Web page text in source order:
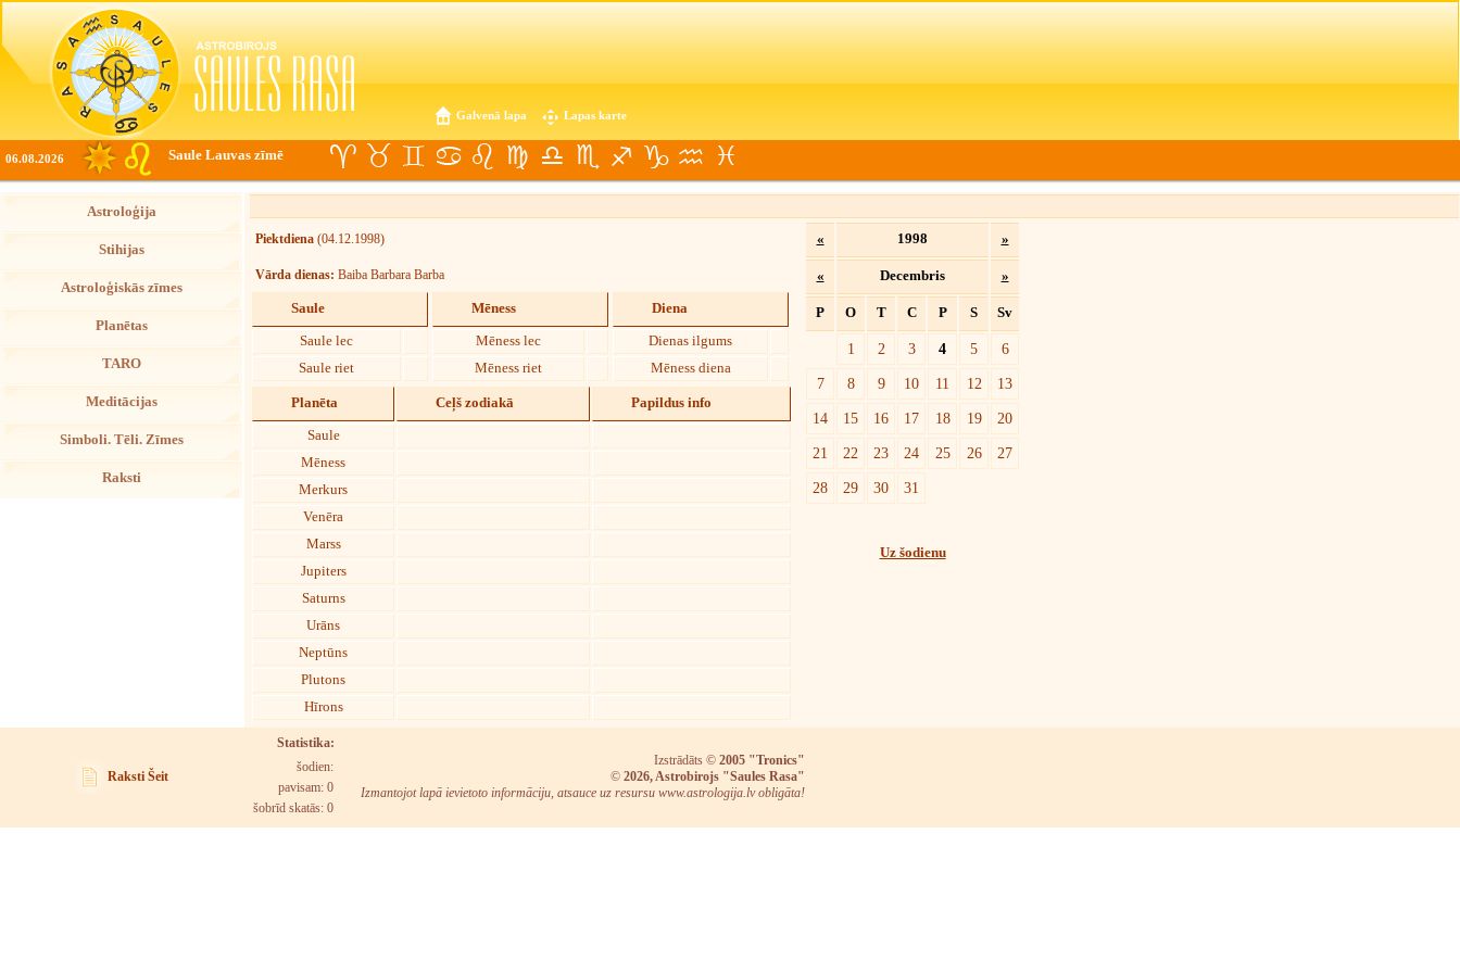
Galvenā lapa Lapas karte
06.08.2026 Saule Lauvas zīmē
Astroloģija
Stihijas
Astroloģiskās zīmes
Planētas
TARO
Meditācijas
Simboli. Tēli. Zīmes
Raksti
Piektdiena (04.12.1998)
Vārda dienas: Baiba Barbara Barba
Saule
Saule lec
Saule riet
Mēness
Mēness lec
Mēness riet
Diena
Dienas ilgums
Mēness diena
Planēta Ceļš zodiakā Papildus info
Saule
Mēness
Merkurs
Venēra
Marss
Jupiters
Saturns
Urāns
Neptūns
Plutons
Hīrons
« 1998 »
« Decembris »
P O T C P S Sv
1 2 3 4 5
6
7
8 9 10 11 12
13
14
15 16 17 18 19
20
21
22 23 24 25 26
27
28
29 30 31
Uz šodienu
Raksti Šeit
Statistika:
šodien:
pavisam: 0
šobrīd skatās: 0
Izstrādāts © 2005 "Tronics"
© 2026, Astrobirojs "Saules Rasa"
Izmantojot lapā ievietoto informāciju, atsauce uz resursu www.astrologija.lv obligāta!